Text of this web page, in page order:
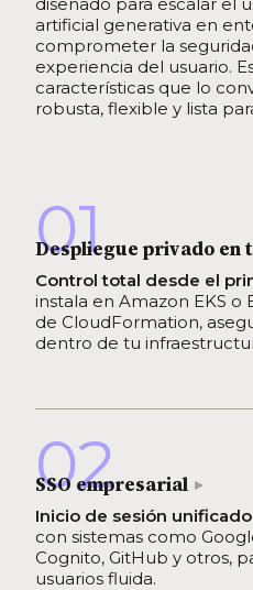
artificial generativa en
comprometer la
experiencia del usuario.
características que lo
robusta, flexible y lista
01
Despliegue privado en
Control total desde el
instala en Amazon EKS o
de CloudFormation,
dentro de tu
02
SSO empresarial
Inicio de sesión
con sistemas como
Cognito, GitHub y otros,
usuarios fluida.